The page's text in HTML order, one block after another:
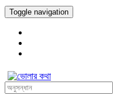
Toggle navigation